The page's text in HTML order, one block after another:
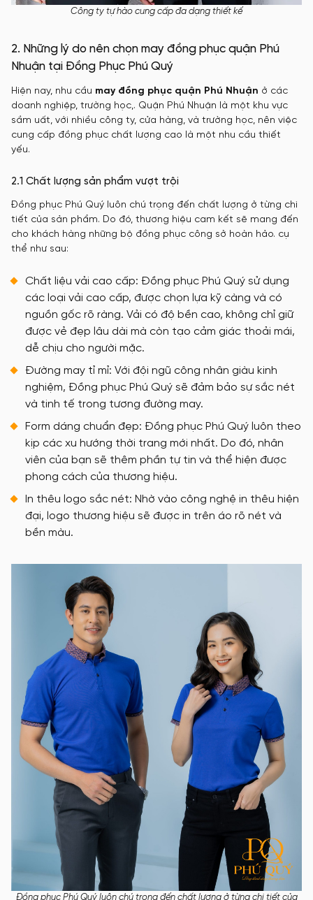
Công ty tự hào cung cấp đa dạng thiết kế
2. Những lý do nên chọn may đồng phục quận Phú
Nhuận tại Đồng Phục Phú Quý
Hiện nay, nhu cầu may đồng phục quận Phú Nhuận ở các
doanh nghiệp, trường học,. Quận Phú Nhuận là một khu vực
sầm uất, với nhiều công ty, cửa hàng, và trường học, nên việc
cung cấp đồng phục chất lượng cao là một nhu cầu thiết
yếu.
2.1 Chất lượng sản phẩm vượt trội
Đồng phục Phú Quý luôn chú trọng đến chất lượng ở từng chi
tiết của sản phẩm. Do đó, thương hiệu cam kết sẽ mang đến
cho khách hàng những bộ đồng phục công sở hoàn hảo. cụ
thể như sau:
Chất liệu vải cao cấp: Đồng phục Phú Quý sử dụng
các loại vải cao cấp, được chọn lựa kỹ càng và có
nguồn gốc rõ ràng. Vải có độ bền cao, không chỉ giữ
được vẻ đẹp lâu dài mà còn tạo cảm giác thoải mái,
dễ chịu cho người mặc.
Đường may tỉ mỉ: Với đội ngũ công nhân giàu kinh
nghiệm, Đồng phục Phú Quý sẽ đảm bảo sự sắc nét
và tinh tế trong tương đường may.
Form dáng chuẩn đẹp: Đồng phục Phú Quý luôn theo
kịp các xu hướng thời trang mới nhất. Do đó, nhân
viên của bạn sẽ thêm phần tự tin và thể hiện được
phong cách của thương hiệu.
In thêu logo sắc nét: Nhờ vào công nghệ in thêu hiện
đại, logo thương hiệu sẽ được in trên áo rõ nét và
bền màu.
Đồng phục Phú Quý luôn chú trọng đến chất lượng ở từng chi tiết của